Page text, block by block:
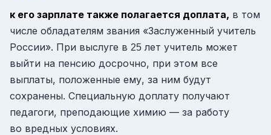
к его зарплате также полагается доплата, в том
числе обладателям звания «Заслуженный учитель
России». При выслуге в 25 лет учитель может
выйти на пенсию досрочно, при этом все
выплаты, положенные ему, за ним будут
сохранены. Специальную доплату получают
педагоги, преподающие химию — за работу
во вредных условиях.